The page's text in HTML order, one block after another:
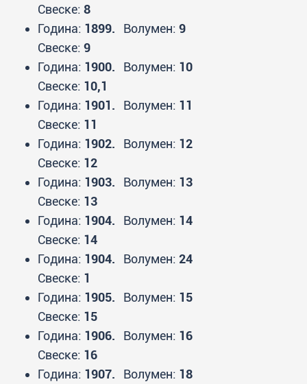
Свеске: 8
Година: 1899. Волумен: 9
Свеске: 9
Година: 1900. Волумен: 10
Свеске: 10,1
Година: 1901. Волумен: 11
Свеске: 11
Година: 1902. Волумен: 12
Свеске: 12
Година: 1903. Волумен: 13
Свеске: 13
Година: 1904. Волумен: 14
Свеске: 14
Година: 1904. Волумен: 24
Свеске: 1
Година: 1905. Волумен: 15
Свеске: 15
Година: 1906. Волумен: 16
Свеске: 16
Година: 1907. Волумен: 18